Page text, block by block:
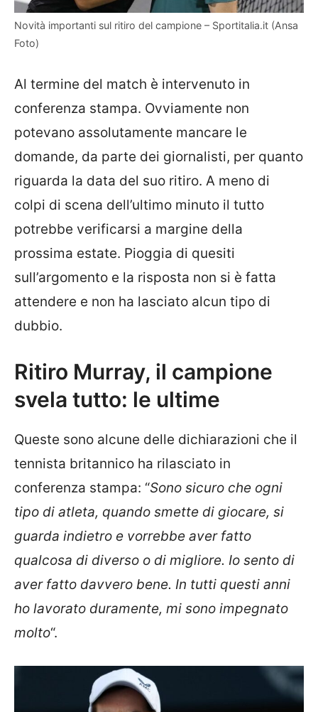
Novità importanti sul ritiro del campione – Sportitalia.it (Ansa
Foto)
Al termine del match è intervenuto in
conferenza stampa. Ovviamente non
potevano assolutamente mancare le
domande, da parte dei giornalisti, per quanto
riguarda la data del suo ritiro. A meno di
colpi di scena dell’ultimo minuto il tutto
potrebbe verificarsi a margine della
prossima estate. Pioggia di quesiti
sull’argomento e la risposta non si è fatta
attendere e non ha lasciato alcun tipo di
dubbio.
Ritiro Murray, il campione
svela tutto: le ultime
Queste sono alcune delle dichiarazioni che il
tennista britannico ha rilasciato in
conferenza stampa: “Sono sicuro che ogni
tipo di atleta, quando smette di giocare, si
guarda indietro e vorrebbe aver fatto
qualcosa di diverso o di migliore. Io sento di
aver fatto davvero bene. In tutti questi anni
ho lavorato duramente, mi sono impegnato
molto“.